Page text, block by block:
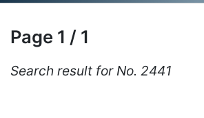
Page 1 / 1
Search result for No. 2441